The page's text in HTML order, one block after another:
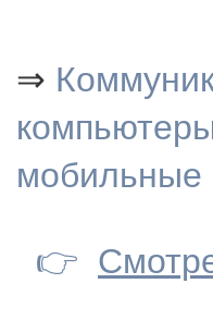
⇒
мобильные
👉